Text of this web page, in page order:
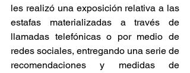
les realizó una exposición relativa a las
estafas materializadas a través de
llamadas telefónicas o por medio de
redes sociales, entregando una serie de
recomendaciones y medidas de